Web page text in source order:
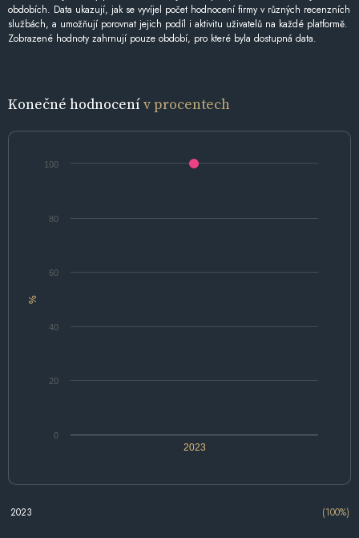
obdobích. Data ukazují, jak se vyvíjel počet hodnocení firmy v různých recenzních
službách, a umožňují porovnat jejich podíl i aktivitu uživatelů na každé platformě.
Zobrazené hodnoty zahrnují pouze období, pro které byla dostupná data.
Konečné hodnocenív procentech
%
2023
0
20
40
60
80
100
2023 (100%)